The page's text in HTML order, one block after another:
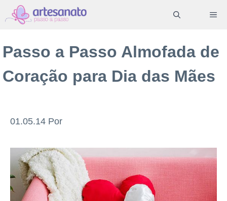
Pular
para
conteúdo
Passo a Passo Almofada de
Coração para Dia das Mães
01.05.14 Por